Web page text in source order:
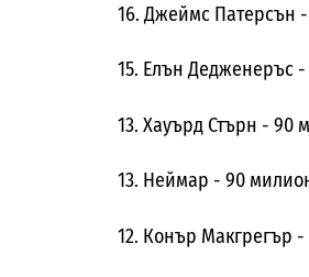
16. Джеймс Патерсън
15. Елън Дедженеръс
13. Хауърд Стърн - 90
13. Неймар - 90
12. Конър Макгрегър